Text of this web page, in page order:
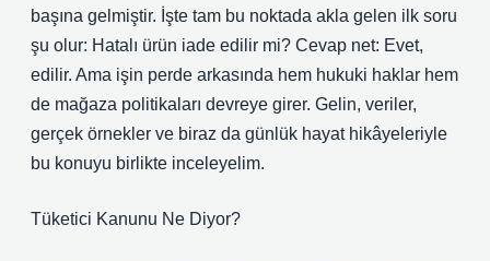
başına gelmiştir. İşte tam bu noktada akla gelen ilk soru
şu olur: Hatalı ürün iade edilir mi? Cevap net: Evet,
edilir. Ama işin perde arkasında hem hukuki haklar hem
de mağaza politikaları devreye girer. Gelin, veriler,
gerçek örnekler ve biraz da günlük hayat hikâyeleriyle
bu konuyu birlikte inceleyelim.
Tüketici Kanunu Ne Diyor?